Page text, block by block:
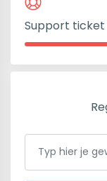
Support ticket